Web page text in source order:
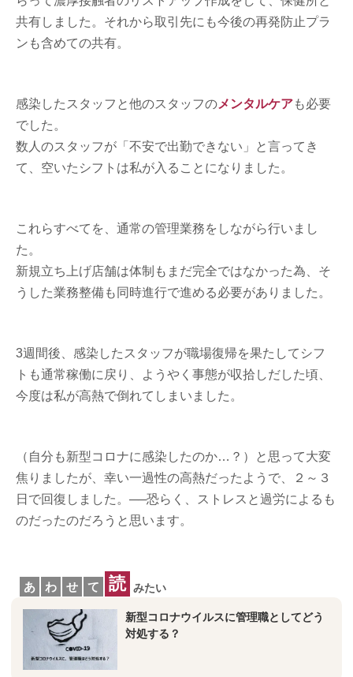
共有しました。それから取引先にも今後の再発防止プラ
ンも含めての共有。
感染したスタッフと他のスタッフのメンタルケアも必要
でした。
数人のスタッフが「不安で出勤できない」と言ってき
て、空いたシフトは私が入ることになりました。
これらすべてを、通常の管理業務をしながら行いまし
た。
新規立ち上げ店舗は体制もまだ完全ではなかった為、そ
うした業務整備も同時進行で進める必要がありました。
3週間後、感染したスタッフが職場復帰を果たしてシフ
トも通常稼働に戻り、ようやく事態が収拾しだした頃、
今度は私が高熱で倒れてしまいました。
（自分も新型コロナに感染したのか…？）と思って大変
焦りましたが、幸い一過性の高熱だったようで、２～３
日で回復しました。──恐らく、ストレスと過労によるも
のだったのだろうと思います。
あ わ せ て 読 みたい
新型コロナウイルスに管理職としてどう
対処する？